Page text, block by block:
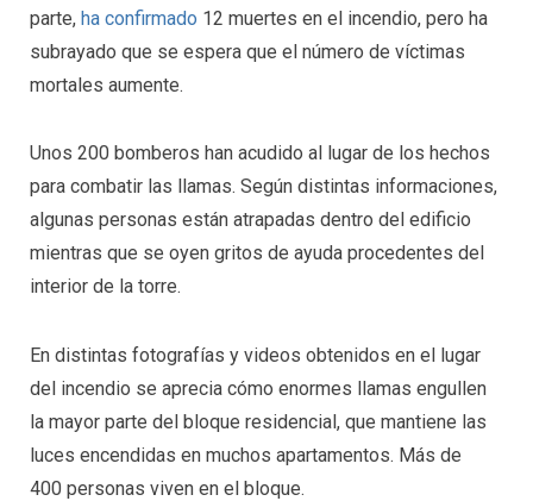
parte, ha confirmado 12 muertes en el incendio, pero ha
subrayado que se espera que el número de víctimas
mortales aumente.
Unos 200 bomberos han acudido al lugar de los hechos
para combatir las llamas. Según distintas informaciones,
algunas personas están atrapadas dentro del edificio
mientras que se oyen gritos de ayuda procedentes del
interior de la torre.
En distintas fotografías y videos obtenidos en el lugar
del incendio se aprecia cómo enormes llamas engullen
la mayor parte del bloque residencial, que mantiene las
luces encendidas en muchos apartamentos. Más de
400 personas viven en el bloque.